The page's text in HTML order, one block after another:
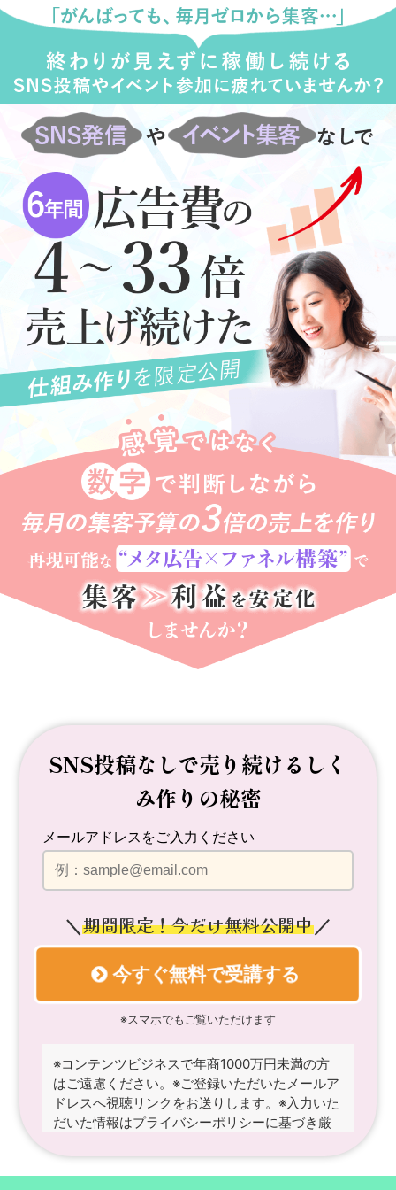
SNS投稿なしで売り続ける しく
み作りの秘密
メールアドレスをご入力ください
＼期間限定！今だけ無料公開中／
今すぐ無料で受講する
※スマホでもご覧いただけます
※コンテンツビジネスで年商1000万円未満の方
はご遠慮ください。 ※ご登録いただいたメールア
ドレスへ視聴リンクをお送りします。 ※入力いた
だいた情報はプライバシーポリシーに基づき厳
同様の成果を保証するものではありません。